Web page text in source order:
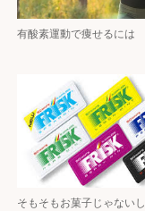
有酸素運動で痩せるには
そもそもお菓子じゃないし